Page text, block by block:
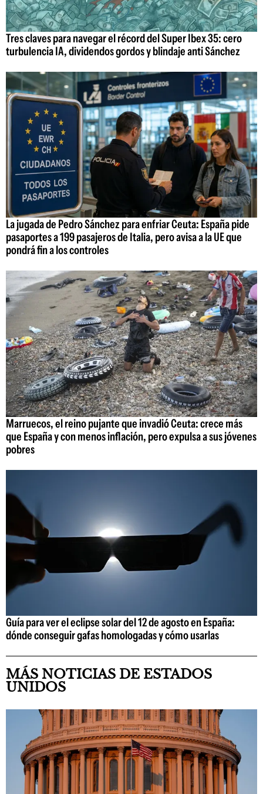
Tres claves para navegar el récord del Super Ibex 35: cero
turbulencia IA, dividendos gordos y blindaje anti Sánchez
La jugada de Pedro Sánchez para enfriar Ceuta: España pide
pasaportes a 199 pasajeros de Italia, pero avisa a la UE que
pondrá fin a los controles
Marruecos, el reino pujante que invadió Ceuta: crece más
que España y con menos inflación, pero expulsa a sus jóvenes
pobres
Guía para ver el eclipse solar del 12 de agosto en España:
dónde conseguir gafas homologadas y cómo usarlas
MÁS NOTICIAS DE ESTADOS
UNIDOS